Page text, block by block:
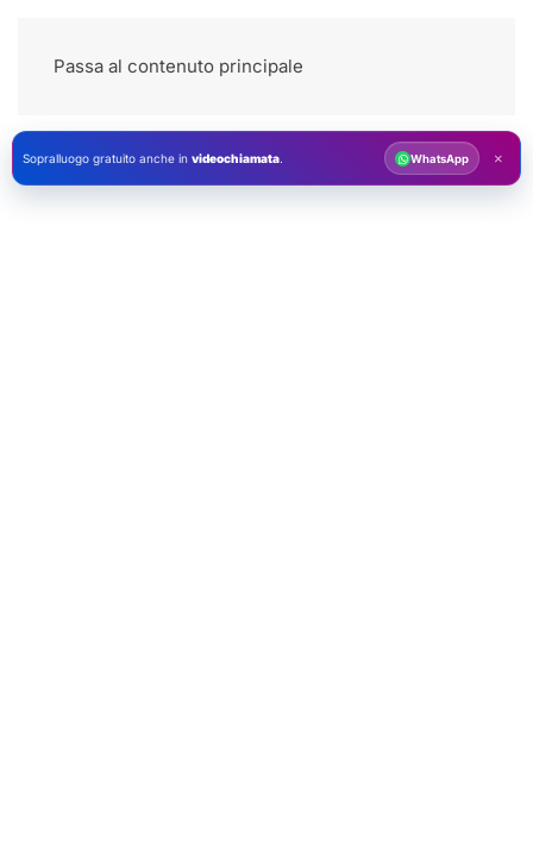
Passa al contenuto principale
Sopralluogo gratuito anche in videochiamata. WhatsApp ×